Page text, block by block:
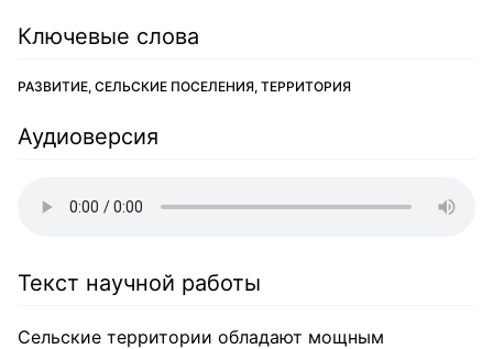
Ключевые слова
РАЗВИТИЕ, СЕЛЬСКИЕ ПОСЕЛЕНИЯ, ТЕРРИТОРИЯ
Аудиоверсия
Текст научной работы
Сельские территории обладают мощным